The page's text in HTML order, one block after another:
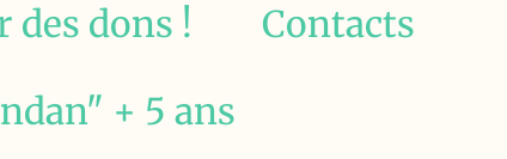
des dons !
Contacts
+ 5 ans